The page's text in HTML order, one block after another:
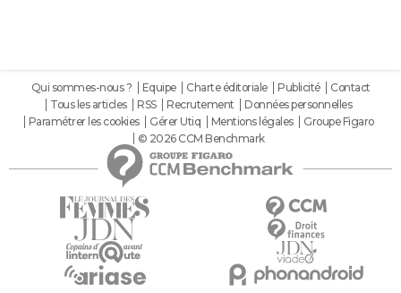
Qui sommes-nous ? Equipe Charte éditoriale Publicité
Contact
Tous les articles
RSS Recrutement
Données personnelles
Paramétrer les cookies
Gérer Utiq Mentions légales
Groupe Figaro
© 2026 CCM Benchmark